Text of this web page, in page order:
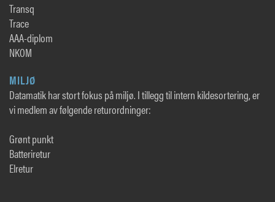
Transq
Trace
AAA-diplom
NKOM
MILJØ
Datamatik har stort fokus på miljø. I tillegg til intern kildesortering, er
vi medlem av følgende returordninger:
Grønt punkt
Batteriretur
Elretur